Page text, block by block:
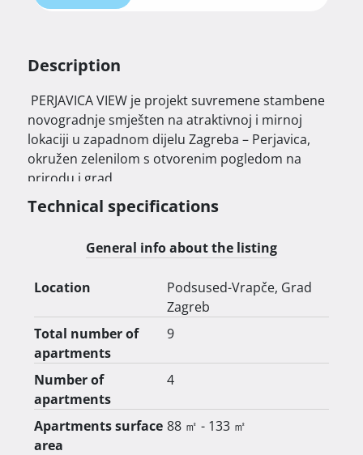
Description
novogradnje smješten na atraktivnoj i mirnoj
lokaciji u zapadnom dijelu Zagreba – Perjavica,
okružen zelenilom s otvorenim pogledom na
prirodu i grad.
Projekt se sastoji od tri samostojeće urbane vile s
ukupno 9 stanova, pri čemu se na svakoj etaži
nalazi po jedan stan, što osigurava veću
privatnost i ugodno rezidencijalno okruženje.
Technical specifications
General info about the listing
Location
Podsused-Vrapče, Grad
Zagreb
Total number of
apartments
9
Number of
apartments
4
Apartments surface
area
88 ㎡ - 133 ㎡